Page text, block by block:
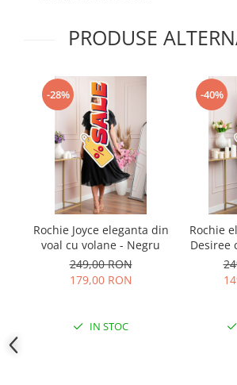
PRODUSE
-28%
Rochie Joyce eleganta din
voal cu volane - Negru
249,00 RON
179,00 RON
IN STOC
-40%
Rochie
Desiree
si